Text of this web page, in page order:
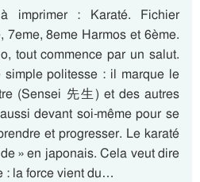
imprimer : Karaté. Fichier
7eme, 8eme Harmos et 6ème.
tout commence par un salut.
simple politesse : il marque le
(Sensei 先生) et des autres
devant soi-même pour se
et progresser. Le karaté
» en japonais. Cela veut dire
: la force vient du…